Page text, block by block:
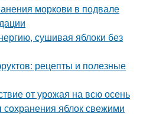
моркови в подвале
сушивая яблоки без
рецепты и полезные
от урожая на всю осень
яблок свежими